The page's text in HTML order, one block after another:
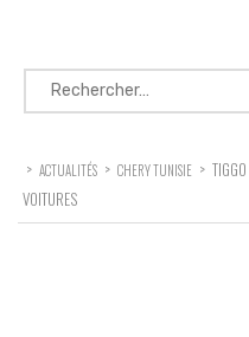
Rechercher :
> ACTUALITÉS > CHERY TUNISIE >
VOITURES